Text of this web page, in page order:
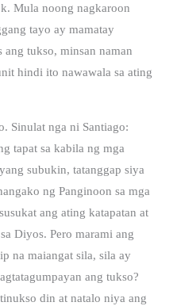
Mula noong nagkaroon
tayo ay mamatay
tukso, minsan naman
hindi ito nawawala sa ating
Sinulat nga ni Santiago:
tapat sa kabila ng mga
subukin, tatanggap siya
ng Panginoon sa mga
ang ating katapatan at
Diyos. Pero marami ang
na maiangat sila, sila ay
ang tukso?
din at natalo niya ang